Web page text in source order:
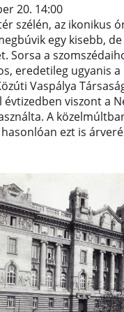
20. 14:00
szélén, az ikonikus
egy kisebb,
Sorsa a
eredetileg ugyanis a
Vaspálya
viszont a
A
ezt is